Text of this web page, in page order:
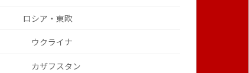
ロシア・東欧
ウクライナ
カザフスタン